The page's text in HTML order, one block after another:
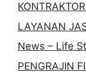
LAYANAN
News – Life
PENGRAJIN